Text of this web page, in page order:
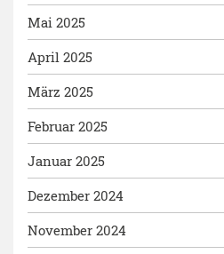
Mai 2025
April 2025
März 2025
Februar 2025
Januar 2025
Dezember 2024
November 2024